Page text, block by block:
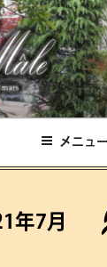
メニュー
年7月